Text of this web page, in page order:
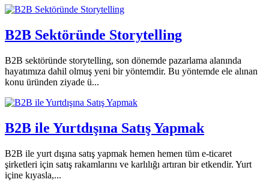
B2B Sektöründe Storytelling
B2B sektöründe storytelling, son dönemde pazarlama alanında
hayatımıza dahil olmuş yeni bir yöntemdir. Bu yöntemde ele alınan
konu üründen ziyade ü...
B2B ile Yurtdışına Satış Yapmak
B2B ile yurt dışına satış yapmak hemen hemen tüm e-ticaret
şirketleri için satış rakamlarını ve karlılığı artıran bir etkendir. Yurt
içine kıyasla,...